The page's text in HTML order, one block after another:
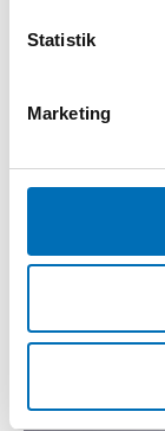
Statistik
Marketing
26 nov 2018
Äldre och
Dagens 50-70-
i 40-års åldern